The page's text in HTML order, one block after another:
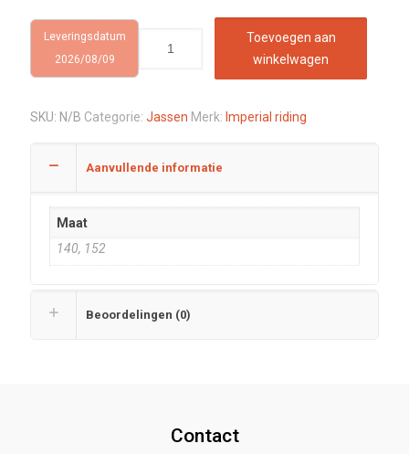
Leveringsdatum
2026/08/09
Toevoegen aan
winkelwagen
SKU: N/B Categorie: Jassen Merk: Imperial riding
Aanvullende informatie
Maat
140, 152
Beoordelingen (0)
Contact